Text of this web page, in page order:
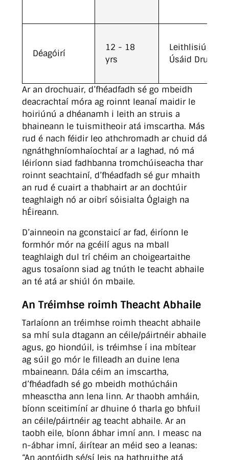
Déagóirí
12 - 18
yrs
Leithlisiú,
Úsáid Drugaí
Ar an drochuair, d’fhéadfadh sé go mbeidh
deacrachtaí móra ag roinnt leanaí maidir le
hoiriúnú a dhéanamh i leith an struis a
bhaineann le tuismitheoir atá imscartha. Más
rud é nach féidir leo athchromadh ar chuid dá
ngnáthghníomhaíochtaí ar a laghad, nó má
léiríonn siad fadhbanna tromchúiseacha thar
roinnt seachtainí, d’fhéadfadh sé gur mhaith
an rud é cuairt a thabhairt ar an dochtúir
teaghlaigh nó ar oibrí sóisialta Óglaigh na
hÉireann.
D’ainneoin na gconstaicí ar fad, éiríonn le
formhór mór na gcéilí agus na mball
teaghlaigh dul trí chéim an choigeartaithe
agus tosaíonn siad ag tnúth le teacht abhaile
an té atá ar shiúl ón mbaile.
An Tréimhse roimh Theacht Abhaile
Tarlaíonn an tréimhse roimh theacht abhaile
sa mhí sula dtagann an céile/páirtnéir abhaile
agus, go hiondúil, is tréimhse í ina mbítear
ag súil go mór le filleadh an duine lena
mbaineann. Dála céim an imscartha,
d’fhéadfadh sé go mbeidh mothúcháin
mheasctha ann lena linn. Ar thaobh amháin,
bíonn sceitimíní ar dhuine ó tharla go bhfuil
an céile/páirtnéir ag teacht abhaile. Ar an
taobh eile, bíonn ábhar imní ann. I measc na
n-ábhar imní, áirítear an méid seo a leanas: